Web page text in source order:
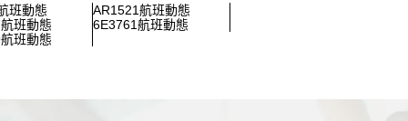
班動態
AR1521航班動態
班動態
6E3761航班動態
班動態